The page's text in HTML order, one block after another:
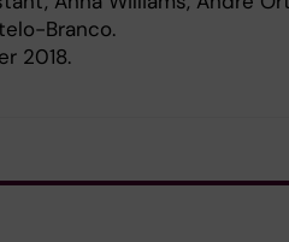
Branco.
2018.